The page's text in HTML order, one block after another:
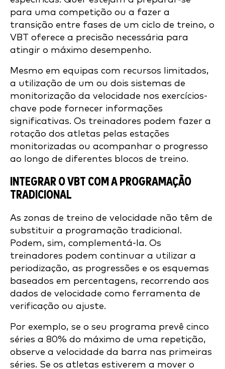
para uma competição ou a fazer a
transição entre fases de um ciclo de treino, o
VBT oferece a precisão necessária para
atingir o máximo desempenho.
Mesmo em equipas com recursos limitados,
a utilização de um ou dois sistemas de
monitorização da velocidade nos exercícios-
chave pode fornecer informações
significativas. Os treinadores podem fazer a
rotação dos atletas pelas estações
monitorizadas ou acompanhar o progresso
ao longo de diferentes blocos de treino.
INTEGRAR O VBT COM A PROGRAMAÇÃO
TRADICIONAL
As zonas de treino de velocidade não têm de
substituir a programação tradicional.
Podem, sim, complementá-la. Os
treinadores podem continuar a utilizar a
periodização, as progressões e os esquemas
baseados em percentagens, recorrendo aos
dados de velocidade como ferramenta de
verificação ou ajuste.
Por exemplo, se o seu programa prevê cinco
séries a 80% do máximo de uma repetição,
observe a velocidade da barra nas primeiras
séries. Se os atletas estiverem a mover o